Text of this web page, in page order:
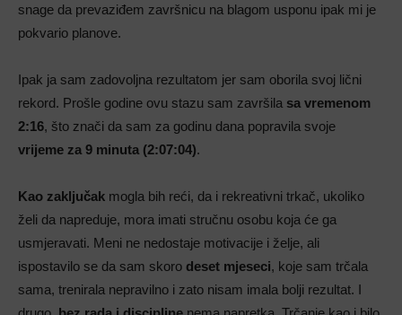
snage da prevaziđem završnicu na blagom usponu ipak mi je
pokvario planove.
Ipak ja sam zadovoljna rezultatom jer sam oborila svoj lični
rekord. Prošle godine ovu stazu sam završila sa vremenom
2:16, što znači da sam za godinu dana popravila svoje
vrijeme za 9 minuta (2:07:04).
Kao zaključak mogla bih reći, da i rekreativni trkač, ukoliko
želi da napreduje, mora imati stručnu osobu koja će ga
usmjeravati. Meni ne nedostaje motivacije i želje, ali
ispostavilo se da sam skoro deset mjeseci, koje sam trčala
sama, trenirala nepravilno i zato nisam imala bolji rezultat. I